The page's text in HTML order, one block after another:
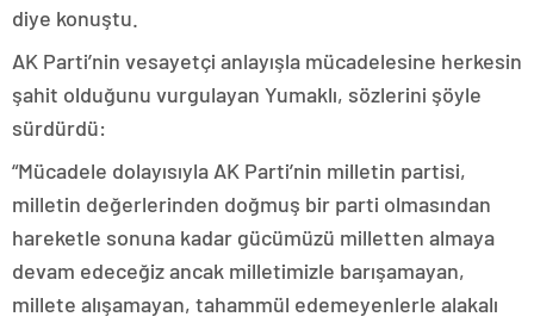
diye konuştu.
AK Parti’nin vesayetçi anlayışla mücadelesine herkesin
şahit olduğunu vurgulayan Yumaklı, sözlerini şöyle
sürdürdü:
“Mücadele dolayısıyla AK Parti’nin milletin partisi,
milletin değerlerinden doğmuş bir parti olmasından
hareketle sonuna kadar gücümüzü milletten almaya
devam edeceğiz ancak milletimizle barışamayan,
millete alışamayan, tahammül edemeyenlerle alakalı